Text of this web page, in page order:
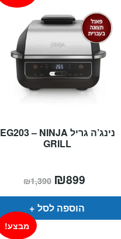
נינג’ה גריל EG203 – NINJA
GRILL
₪1,390 המחיר
המקורי
היה:
₪899
הוא:
הוספה לסל
מבצע!